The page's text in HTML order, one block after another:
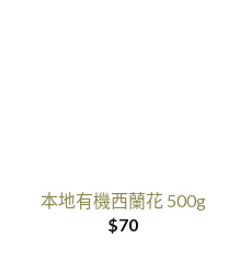
本地有機西蘭花 500g
$70